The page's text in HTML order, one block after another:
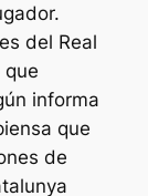
del Real
que
informa
que
de